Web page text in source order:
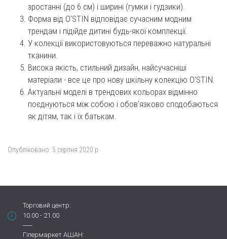
зростанні (до 6 см) і ширині (гумки і гудзики).
Форма від O'STIN відповідає сучасним модним
трендам і підійде дитині будь-якої комплекції.
У колекції використовуються переважно натуральні
тканини.
Висока якість, стильний дизайн, найсучасніші
матеріали - все це про нову шкільну колекцію O'STIN.
Актуальні моделі в трендових кольорах відмінно
поєднуються між собою і обов'язково сподобаються
як дітям, так і їх батькам.
Опубліковано: 5 серпня 2020 р.
Торговий центр:
10.00 - 21.00
Гіпермаркет АШАН: